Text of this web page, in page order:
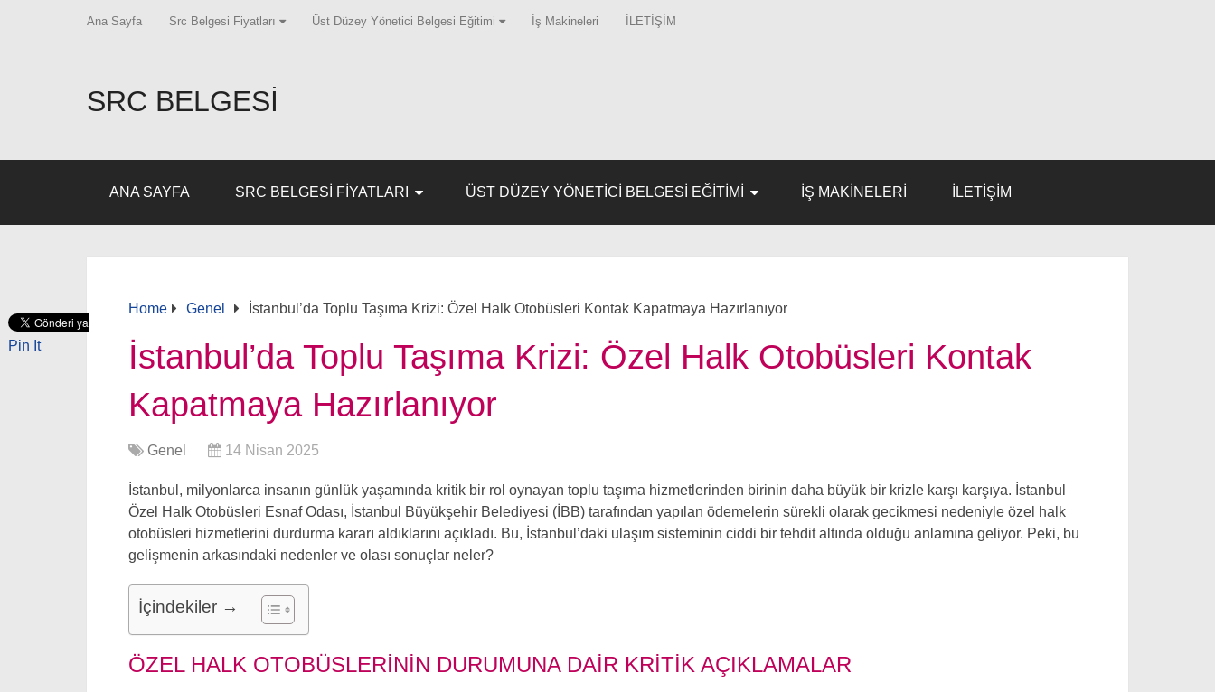
Ana Sayfa Src Belgesi Fiyatları Üst Düzey Yönetici Belgesi Eğitimi İş Makineleri İLETİŞİM
SRC BELGESI
ANA SAYFA SRC BELGESI FIYATLARI ÜST DÜZEY YÖNETICI BELGESI EĞITIMI İŞ MAKINELERI İLETİŞİM
Home Genel İstanbul’da Toplu Taşıma Krizi: Özel Halk Otobüsleri Kontak Kapatmaya Hazırlanıyor
İstanbul’da Toplu Taşıma Krizi: Özel Halk Otobüsleri Kontak
Kapatmaya Hazırlanıyor
Genel 14 Nisan 2025
İstanbul, milyonlarca insanın günlük yaşamında kritik bir rol oynayan toplu taşıma hizmetlerinden birinin daha büyük bir krizle karşı karşıya. İstanbul
Özel Halk Otobüsleri Esnaf Odası, İstanbul Büyükşehir Belediyesi (İBB) tarafından yapılan ödemelerin sürekli olarak gecikmesi nedeniyle özel halk
otobüsleri hizmetlerini durdurma kararı aldıklarını açıkladı. Bu, İstanbul’daki ulaşım sisteminin ciddi bir tehdit altında olduğu anlamına geliyor. Peki, bu
gelişmenin arkasındaki nedenler ve olası sonuçlar neler?
İçindekiler →
ÖZEL HALK OTOBÜSLERININ DURUMUNA DAIR KRITIK AÇIKLAMALAR
Pin It